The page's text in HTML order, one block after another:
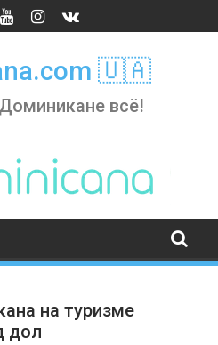
🇺🇦
всё!
на туризме
дол